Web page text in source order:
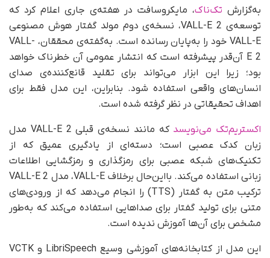
به‌گزارش تک‌ناک، مایکروسافت در هفته‌ی جاری اعلام کرد که
توسعه‌ی VALL-E 2، نسخه‌ی دوم مولد گفتار هوش مصنوعی
VALL-E خود را به‌پایان رسانده است. به‌گفته‌ی محققان‌، VALL-
E 2 آن‌قدر پیشرفته است که انتشار عمومی آن خطرناک خواهد
بود؛ زیرا این ابزار می‌تواند برای تقلید قانع‌کننده‌ی صدای
انسان‌های واقعی استفاده شود. بنابراین، این مدل فقط برای
اهداف تحقیقاتی در نظر گرفته شده است.
اکستریم‌تک می‌نویسد
که مانند نسخه‌ی قبلی VALL-E 2 مدل
زبان کدک عصبی است؛ دسته‌ای از یادگیری عمیق که از
تکنیک‌های شبکه عصبی برای رمزگذاری و رمزگشایی اطلاعات
زبانی استفاده می‌کند. با‌این‌حال برخلاف VALL-E، مدل VALL-E 2
ترکیب متن به گفتار (TTS) را انجام می‌دهد که از ورودی‌های
متنی برای تولید گفتار برای صداهایی استفاده می‌کند که به‌طور
مشخص برای آن‌ها آموزش ندیده است.
این مدل از کتابخانه‌های آموزشی وسیع LibriSpeech و VCTK